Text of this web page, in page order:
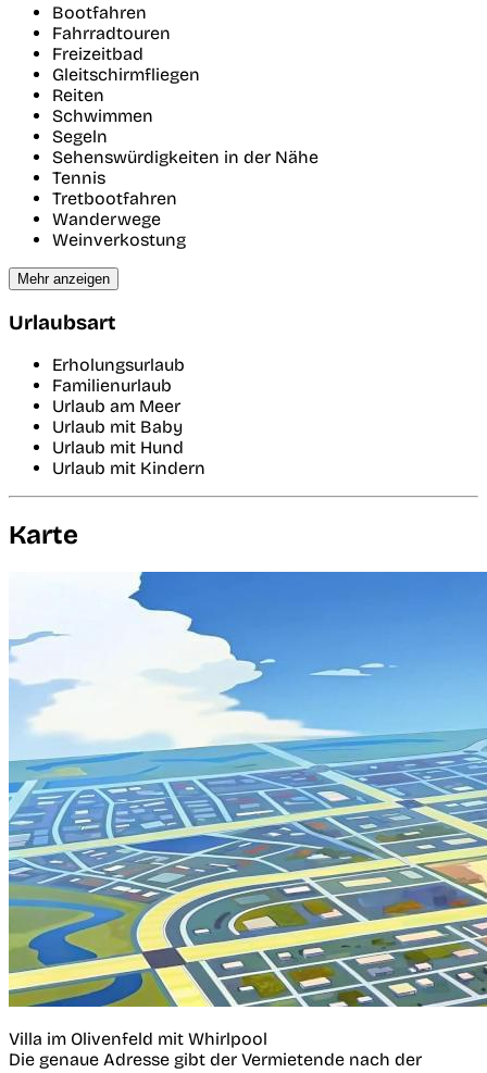
Bootfahren
Fahrradtouren
Freizeitbad
Gleitschirmfliegen
Reiten
Schwimmen
Segeln
Sehenswürdigkeiten in der Nähe
Tennis
Tretbootfahren
Wanderwege
Weinverkostung
Mehr anzeigen
Urlaubsart
Erholungsurlaub
Familienurlaub
Urlaub am Meer
Urlaub mit Baby
Urlaub mit Hund
Urlaub mit Kindern
Karte
Villa im Olivenfeld mit Whirlpool
Die genaue Adresse gibt der Vermietende nach der